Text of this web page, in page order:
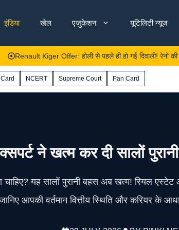
इंडिया खेल एजुकेशन यूटिलिटी न्यूज
Kiger Offer: होली से पहले ही हो गई दिवाली! रेनो की इस
NCERT Supreme Court Pan Card
ने खत्म कर दी सालों
चाहिए? यह सालों पुरानी बहस अब खत्म! रियल
आपकी वर्तमान वित्तीय स्थिति और करियर के